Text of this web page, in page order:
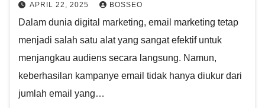
APRIL 22, 2025 BOSSEO
Dalam dunia digital marketing, email marketing tetap
menjadi salah satu alat yang sangat efektif untuk
menjangkau audiens secara langsung. Namun,
keberhasilan kampanye email tidak hanya diukur dari
jumlah email yang…